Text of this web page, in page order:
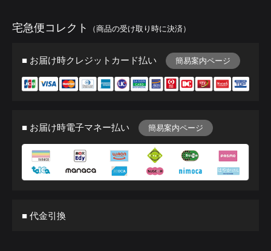
宅急便コレクト （商品の受け取り時に決済）
■ お届け時クレジットカード払い 簡易案内ページ
■ お届け時電子マネー払い 簡易案内ページ
■ 代金引換